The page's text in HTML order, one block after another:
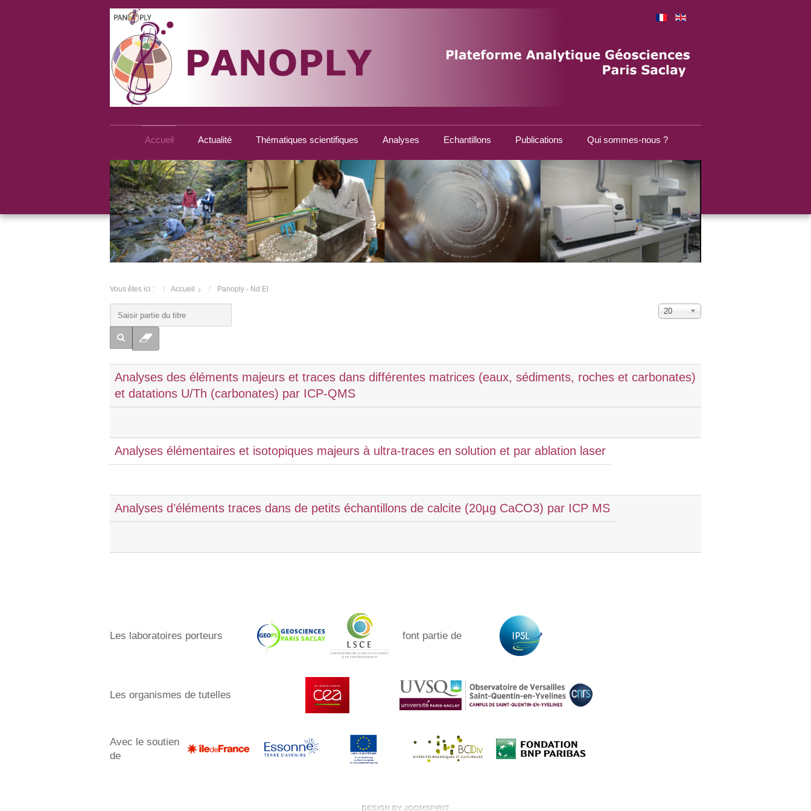
Accueil Actualité Thématiques scientifiques Analyses Echantillons Publications Qui sommes-nous ?
Vous êtes ici : Accueil Panoply - Nd El
20
Analyses des éléments majeurs et traces dans différentes matrices (eaux, sédiments, roches et carbonates)
et datations U/Th (carbonates) par ICP-QMS
Analyses élémentaires et isotopiques majeurs à ultra-traces en solution et par ablation laser
Analyses d’éléments traces dans de petits échantillons de calcite (20µg CaCO3) par ICP MS
Les laboratoires porteurs​ font partie de
Les organismes de tutelles
Avec le soutien
de